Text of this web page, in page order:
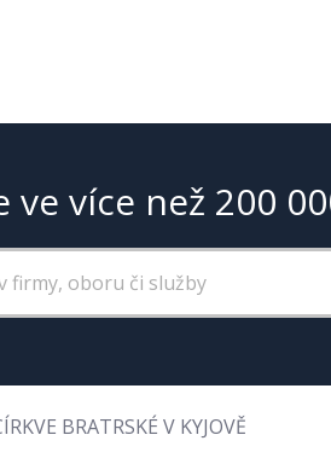
ve více než 200
BRATRSKÉ V KYJOVĚ